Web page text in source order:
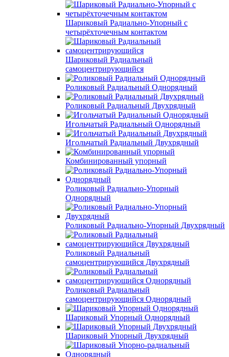
Шариковый Радиально-Упорный с
четырёхточечным контактом
Шариковый Радиальный
самоцентрирующийся
Роликовый Радиальный Однорядный
Роликовый Радиальный Двухрядный
Игольчатый Радиальный Однорядный
Игольчатый Радиальный Двухрядный
Комбинированный упорный
Роликовый Радиально-Упорный
Однорядный
Роликовый Радиально-Упорный Двухрядный
Роликовый Радиальный
самоцентрирующийся Двухрядный
Роликовый Радиальный
самоцентрирующийся Однорядный
Шариковый Упорный Однорядный
Шариковый Упорный Двухрядный